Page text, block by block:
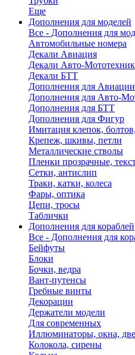
Еще
Дополнения для моделей
Все - Дополнения для
Автомобильные номера
Декали Авиация
Декали Авто-
Декали БТТ
Дополнения для Авиации
Дополнения для Авто-
Дополнения для БТТ
Дополнения для Фигур
Имитация клепок,
Крепеж, шкивы, петли
Металлические стволы
Пленки прозрачные,
Сетки, антислип
Траки, катки, колеса
Фары, оптика
Цепи, тросы
Таблички
Дополнения для кораблей
Все - Дополнения для
Бейфуты
Блоки
Бочки, ведра
Вант-путенсы
Гребные винты
Декорации
Держатели модели
Для современных
Иллюминаторы, окна,
Колокола, сирены